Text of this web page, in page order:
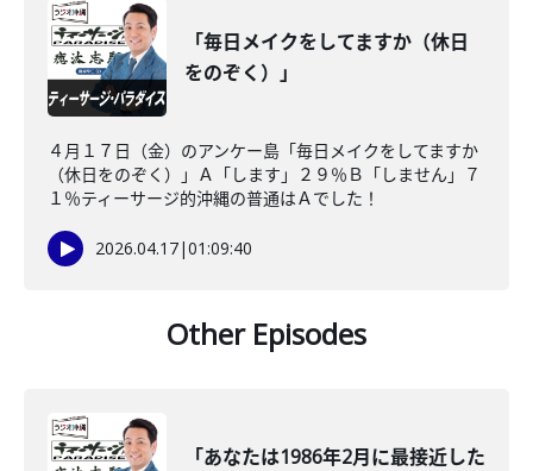
「毎日メイクをしてますか（休日
をのぞく）」
４月１７日（金）のアンケー島「毎日メイクをしてますか
（休日をのぞく）」Ａ「します」２９％Ｂ「しません」７
１％ティーサージ的沖縄の普通はＡでした！
2026.04.17|01:09:40
Other Episodes
「あなたは1986年2月に最接近した